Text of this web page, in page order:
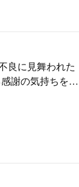
ています。 最
されます。ビジ
り、尊敬と信頼
良に見舞われた
謝の気持ちを文
に対する感謝の
のお礼のメッセ
を適切に伝える